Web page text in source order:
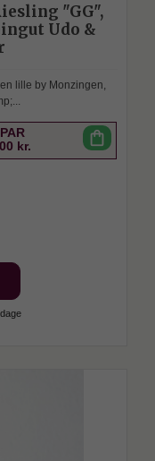
"GG",
Udo &
lille by Monzingen,
kr.
shopping_bag